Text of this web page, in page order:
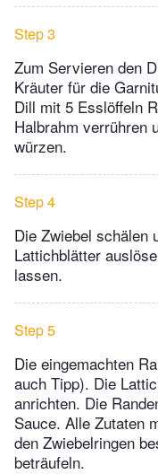
Step 3
Zum Servieren den
Kräuter für die
Dill mit 5 Esslöffeln
Halbrahm verrühren
würzen.
Step 4
Die Zwiebel schälen
Lattichblätter
lassen.
Step 5
Die eingemachten
auch Tipp). Die
anrichten. Die
Sauce. Alle Zutaten
den Zwiebelringen
beträufeln.